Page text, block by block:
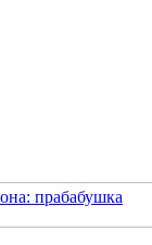
прабабушка